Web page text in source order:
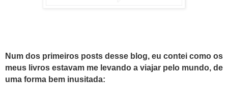
Num dos primeiros posts desse blog, eu contei como os
meus livros estavam me levando a viajar pelo mundo, de
uma forma bem inusitada: